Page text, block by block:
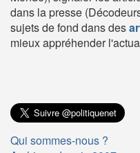
dans la presse
sujets de fond dans des
mieux appréhender
Qui sommes-nous ?